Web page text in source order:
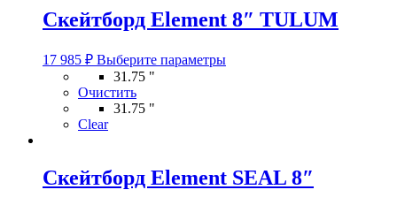
выбрать
на
товара.
Скейтборд Element 8″ TULUM
17 985 ₽ Выберите параметрыЭтот
выбрать
на
31.75 "
Очистить
31.75 "
Clear
Скейтборд Element SEAL 8″